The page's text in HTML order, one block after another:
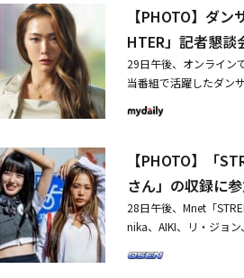
ANCE GIRLS
るので、楽しみにして
REET DANCE GIRLS
う。そして私は、『
た。『STREET
っかけになると思う。
た。Monikaは「（出
見ることができた。目
HTER」の参加者に「1
に本当に1位にならな
終わった。高校生の覇
いので期待してもいい
R』では、純粋さを感
あるHoly Bangのリー
の放送ではリーダー8
緊張感が漂った。また
然となったという。サ
る。最近「知ってる
を楽しませている。20
演して話題を集めた
Jの8人が出演する。レ
ちは、レギュラー陣と
【PHOTO】ダ
HTER」記者懇談
29日午後、オンライン
当番組で活躍したダン
リアリティサバイバル
てるお兄さん」に出演
勝の感想を明かすなぜ
【PHOTO】「
さん」の収録に参
28日午後、Mnet「
nika、AIKI、リ・ジョ
め、放送局へ向かった